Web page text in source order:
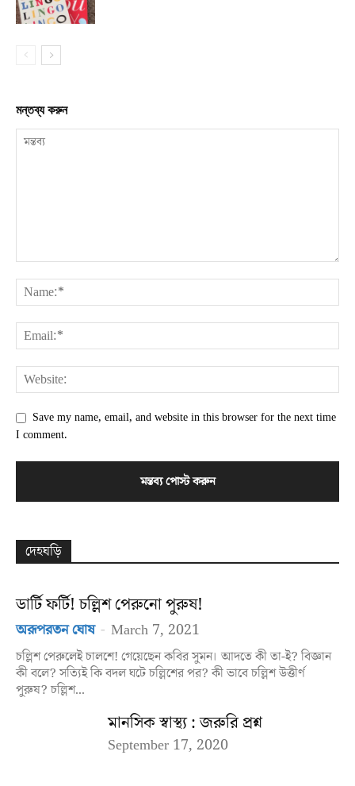
মন্তব্য করুন
Save my name, email, and website in this browser for the next time
I comment.
দেহঘড়ি
ডার্টি ফর্টি! চল্লিশ পেরুনো পুরুষ!
অরূপরতন ঘোষ - March 7, 2021
চল্লিশ পেরুলেই চালশে! গেয়েছেন কবির সুমন। আদতে কী তা-ই? বিজ্ঞান
কী বলে? সত্যিই কি বদল ঘটে চল্লিশের পর? কী ভাবে চল্লিশ উত্তীর্ণ
পুরুষ? চল্লিশ...
মানসিক স্বাস্থ্য : জরুরি প্রশ্ন
September 17, 2020